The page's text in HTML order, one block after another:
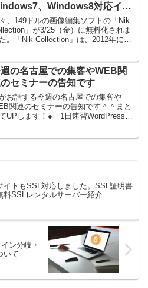
、Windows8対応イン
ール方法
、149ドルの画像編集ソフトの「Nik
」が3/25（金）に無料化されま
。「Nik Collection」は、2012年に
の名古屋での集客やWEB関
セミナーの告知です
お話する今週の名古屋での集客や
関連のセミナーの告知です＾＾まと
UPします！● 1日速習WordPressセ
イトもSSL対応しました。SSL証明書
料SSLレンタルサーバー紹介
ン分岐・
いて